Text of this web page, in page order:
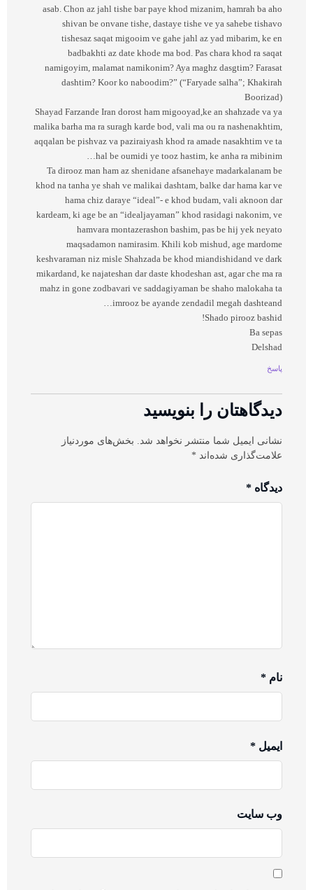
asab. Chon az jahl tishe bar paye khod mizanim, hamrah ba aho
shivan be onvane tishe, dastaye tishe ve ya sahebe tishavo
tishesaz saqat migooim ve gahe jahl az yad mibarim, ke en
badbakhti az date khode ma bod. Pas chara khod ra saqat
namigoyim, malamat namikonim? Aya maghz dasgtim? Farasat
dashtim? Koor ko naboodim?” (“Faryade salha”; Khakirah
Boorizad)
Shayad Farzande Iran dorost ham migooyad,ke an shahzade va ya
malika barha ma ra suragh karde bod, vali ma ou ra nashenakhtim,
aqqalan be pishvaz va paziraiyash khod ra amade nasakhtim ve ta
hal be oumidi ye tooz hastim, ke anha ra mibinim…
Ta dirooz man ham az shenidane afsanehaye madarkalanam be
khod na tanha ye shah ve malikai dashtam, balke dar hama kar ve
hama chiz daraye “ideal”- e khod budam, vali aknoon dar
kardeam, ki age be an “idealjayaman” khod rasidagi nakonim, ve
hamvara montazerashon bashim, pas be hij yek neyato
maqsadamon namirasim. Khili kob mishud, age mardome
keshvaraman niz misle Shahzada be khod miandishidand ve dark
mikardand, ke najateshan dar daste khodeshan ast, agar che ma ra
mahz in gone zodbavari ve saddagiyaman be shaho malokaha ta
imrooz be ayande zendadil megah dashteand…
Shado pirooz bashid!
Ba sepas
Delshad
پاسخ
دیدگاهتان را بنویسید
نشانی ایمیل شما منتشر نخواهد شد. بخش‌های موردنیاز
علامت‌گذاری شده‌اند *
دیدگاه*
نام*
ایمیل*
وب‌ سایت